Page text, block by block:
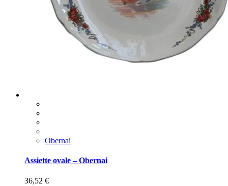
Obernai
Assiette ovale – Obernai
36,52 €